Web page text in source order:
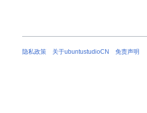
隐私政策 关于ubuntustudioCN 免责声明